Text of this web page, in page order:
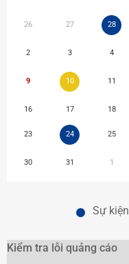
26 27 28
2 3 4
9 10 11
16 17 18
23 24 25
30 31 1
Sự kiện
Kiểm tra lỗi quảng cáo